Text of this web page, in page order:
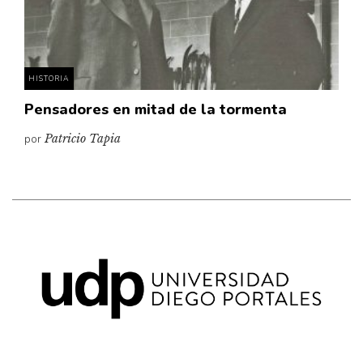
Pensamiento ilustrado
Personaje
Personajes secundarios
Política
Sociedad
Vidas paralelas
HISTORIA
Pensadores en mitad de la tormenta
porPatricio Tapia